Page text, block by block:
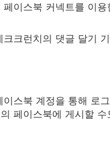
페이스북 커넥트를 이
크런치의 댓글 달기
스북 계정을 통해 로
페이스북에 게시할 수